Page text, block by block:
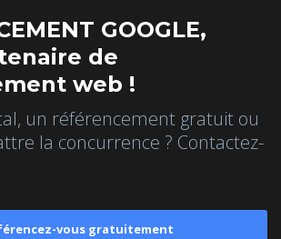
GOOGLE,
de
web !
un référencement gratuit ou
la concurrence ? Contactez-
vous gratuitement